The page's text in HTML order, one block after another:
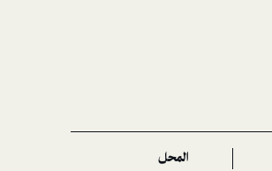
المحل